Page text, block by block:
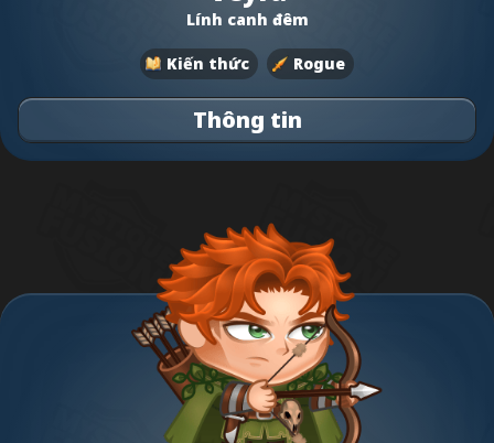
Lính canh đêm
Kiến thức Rogue
Thông tin